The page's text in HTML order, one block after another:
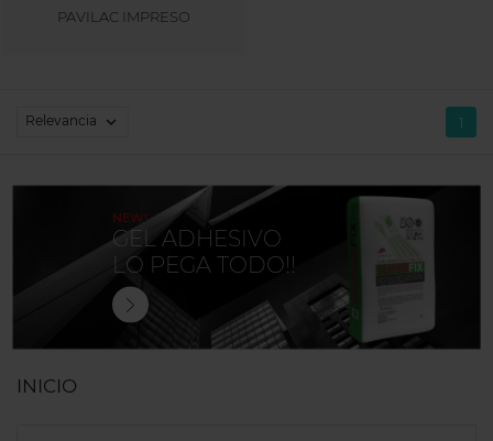
INICIO
PAVILAC IMPRESO
Relevancia  1
NEW!
GEL ADHESIVO
LO PEGA TODO!!